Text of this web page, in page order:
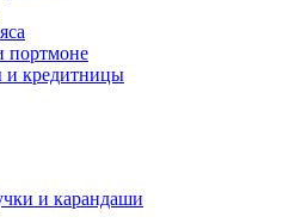
портмоне
кредитницы
и карандаши